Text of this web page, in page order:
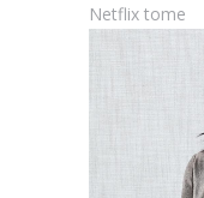
Netflix tome